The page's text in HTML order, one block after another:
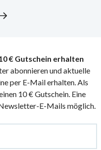
€ Gutschein erhalten
abonnieren und aktuelle
per E-Mail erhalten. Als
10 € Gutschein. Eine
E-Mails möglich.